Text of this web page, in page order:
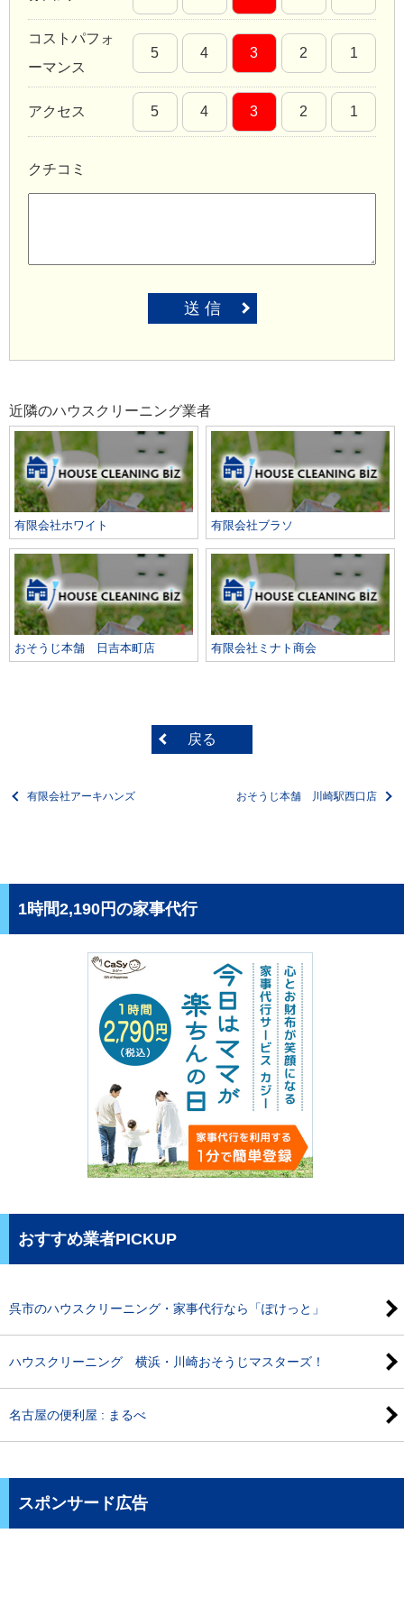
コストパフォ
ーマンス
5 4 3 2 1
アクセス 5 4 3 2 1
クチコミ
送 信
近隣のハウスクリーニング業者
有限会社ホワイト 有限会社ブラソ
おそうじ本舗 日吉本町店 有限会社ミナト商会
戻る
有限会社アーキハンズ おそうじ本舗 川崎駅西口店
1時間2,190円の家事代行
おすすめ業者PICKUP
呉市のハウスクリーニング・家事代行なら「ぽけっと」
ハウスクリーニング 横浜・川崎おそうじマスターズ！
名古屋の便利屋 : まるべ
スポンサード広告